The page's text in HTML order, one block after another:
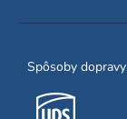
Spôsoby